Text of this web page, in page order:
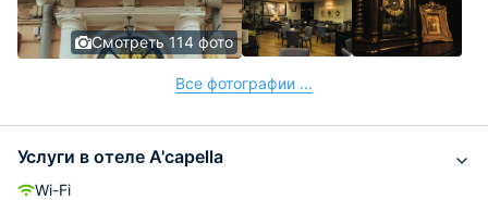
Смотреть 114 фото
Все фотографии ...
Услуги в отеле A'capella
Wi-Fi